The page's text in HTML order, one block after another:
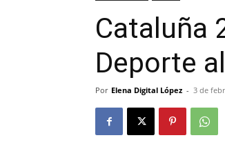
Cataluña
Deporte
Por Elena Digital López - 3 de